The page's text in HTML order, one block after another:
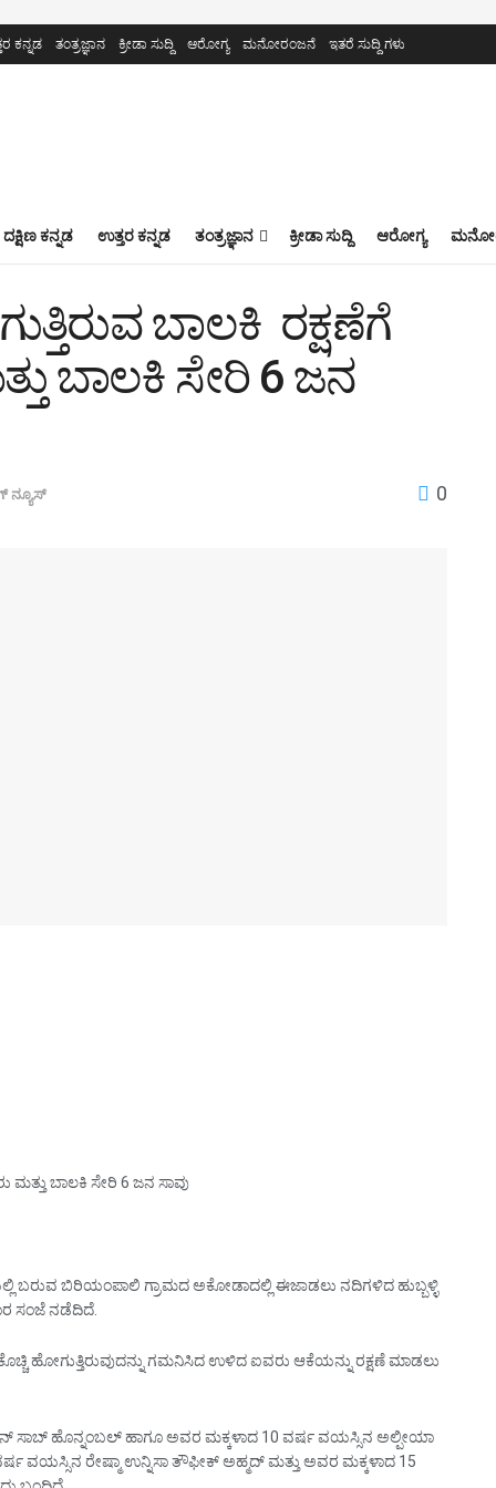
ಕನ್ನಡ ತಂತ್ರಜ್ಞಾನ ಕ್ರೀಡಾ ಸುದ್ದಿ ಆರೋಗ್ಯ ಮನೋರಂಜನೆ ಇತರೆ ಸುದ್ದಿ ಗಳು
ದಕ್ಷಿಣ ಕನ್ನಡ ಉತ್ತರ ಕನ್ನಡ ತಂತ್ರಜ್ಞಾನ ಕ್ರೀಡಾ ಸುದ್ದಿ ಆರೋಗ್ಯ
ಬಾಲಕಿ ರಕ್ಷಣೆಗೆ
ಬಾಲಕಿ ಸೇರಿ 6 ಜನ
ನ್ಯೂಸ್ 0
ಮತ್ತು ಬಾಲಕಿ ಸೇರಿ 6 ಜನ ಸಾವು
ಬರುವ ಬಿರಿಯಂಪಾಲಿ ಗ್ರಾಮದ ಅಕೋಡಾದಲ್ಲಿ ಈಜಾಡಲು ನದಿಗಳಿದ ಹುಬ್ಬಳ್ಳಿ
ಸಂಜೆ ನಡೆದಿದೆ.
ಹೋಗುತ್ತಿರುವುದನ್ನು ಗಮನಿಸಿದ ಉಳಿದ ಐವರು ಆಕೆಯನ್ನು ರಕ್ಷಣೆ ಮಾಡಲು
ಸಾಬ್ ಹೊನ್ನಂಬಲ್ ಹಾಗೂ ಅವರ ಮಕ್ಕಳಾದ 10 ವರ್ಷ ವಯಸ್ಸಿನ ಅಲ್ಪೀಯಾ
ರೇಷ್ಮಾ ಉನ್ನಿಸಾ ತೌಫೀಕ್ ಅಹ್ಮದ್ ಮತ್ತು ಅವರ ಮಕ್ಕಳಾದ 15